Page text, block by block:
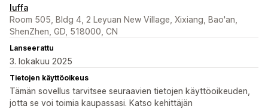
luffa
Room 505, Bldg 4, 2 Leyuan New Village, Xixiang, Bao'an,
ShenZhen, GD, 518000, CN
Lanseerattu
3. lokakuu 2025
Tietojen käyttöoikeus
Tämän sovellus tarvitsee seuraavien tietojen käyttöoikeuden,
jotta se voi toimia kaupassasi. Katso kehittäjän